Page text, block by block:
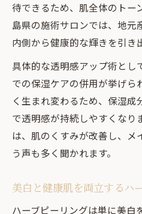
待できるため、肌全体のトー
島県の施術サロンでは、地元
内側から健康的な輝きを引き
具体的な透明感アップ術とし
での保湿ケアの併用が挙げら
く生まれ変わるため、保湿成
で透明感が持続しやすくなり
は、肌のくすみが改善し、メ
う声も多く聞かれます。
美白と健康肌を両立するハ
ハーブピーリングは単に美白